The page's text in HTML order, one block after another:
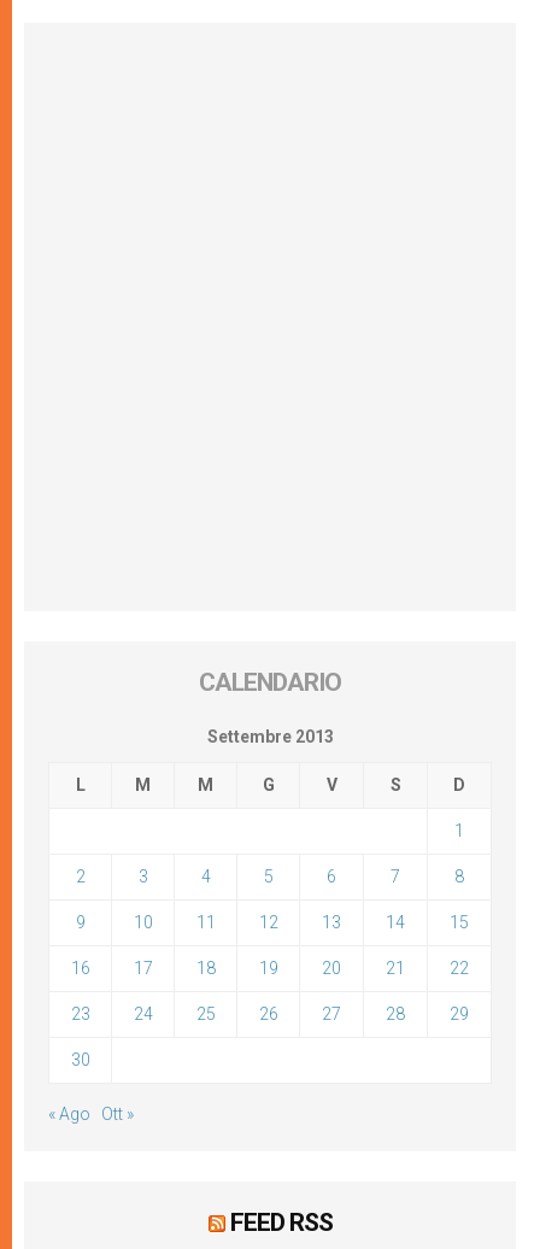
CALENDARIO
Settembre 2013
L M M G V S D
1
2 3 4 5 6 7 8
9 10 11 12 13 14 15
16 17 18 19 20 21 22
23 24 25 26 27 28 29
30
« Ago Ott »
FEED RSS